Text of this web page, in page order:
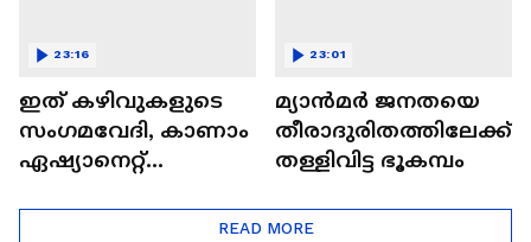
ഇത് കഴിവുകളുടെ
സംഗമവേദി, കാണാം
ഏഷ്യാനെറ്റ്
23:16
മ്യാൻമർ ജനതയെ
തീരാദുരിതത്തിലേക്ക്
തള്ളിവിട്ട ഭൂകമ്പം
23:01
READ MORE